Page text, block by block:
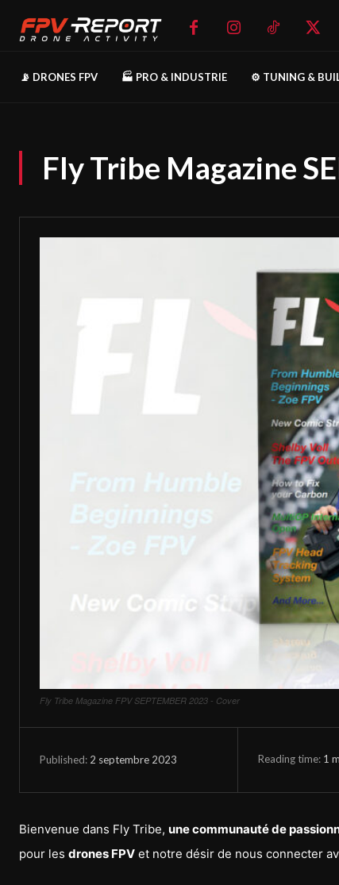
📡 DRONES FPV 🏭 PRO & INDUSTRIE ⚙️ TUNING &
Fly Tribe Magazine
Fly Tribe Magazine FPV SEPTEMBER 2023 - Cover
Published: 2 septembre 2023 Reading time: 1
Bienvenue dans Fly Tribe, une communauté de
pour les drones FPV et notre désir de nous connecter